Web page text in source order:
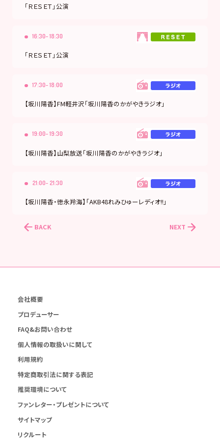
「ＲＥＳＥＴ」公演
16:30- 18:30
「ＲＥＳＥＴ」公演
17:30- 18:00
【坂川陽香】FM軽井沢「坂川陽香のかがやきラジオ」
19:00- 19:30
【坂川陽香】山梨放送「坂川陽香のかがやきラジオ」
21:00- 21:30
【坂川陽香・徳永羚海】「AKB48れみひゅーレディオ!!」
BACK NEXT
会社概要
プロデューサー
FAQ&お問い合わせ
個人情報の取扱いに関して
利用規約
特定商取引法に関する表記
推奨環境について
ファンレター・プレゼントについて
サイトマップ
リクルート